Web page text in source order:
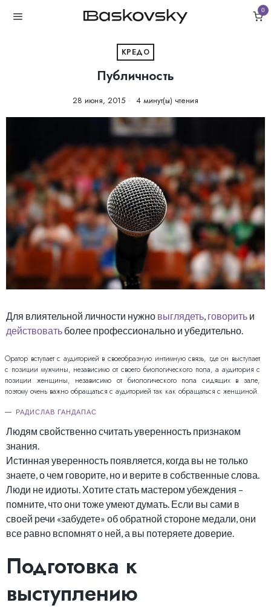
0
КРЕДО
Публичность
28 июня, 2015 4 минут(ы) чтения
Для влиятельной личности нужно выглядеть, говорить и
действовать более профессионально и убедительно.
Оратор вступает с аудиторией в своеобразную интимную связь, где он выступает
с позиции мужчины, независимо от своего биологического пола, а аудитория с
позиции женщины, независимо от биологического пола сидящих в зале,
поэтому очень важно обращаться с аудиторией так как обращаться с женщиной.
РАДИСЛАВ ГАНДАПАС
Людям свойственно считать уверенность признаком
знания.
Истинная уверенность появляется, когда вы не только
знаете, о чем говорите, но и верите в собственные слова.
Люди не идиоты. Хотите стать мастером убеждения –
помните, что они тоже умеют думать. Если вы сами в
своей речи «забудете» об обратной стороне медали, они
все равно вспомнят о ней, а вы потеряете доверие.
Подготовка к
выступлению